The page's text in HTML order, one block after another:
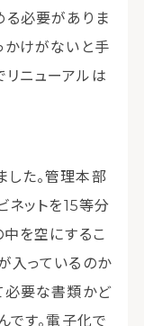
る必要がありま
かけがないと手
ニューアルは
た。管理本部
ネットを15等分
中を空にするこ
入っているのか
必要な書類かど
です。電子化で